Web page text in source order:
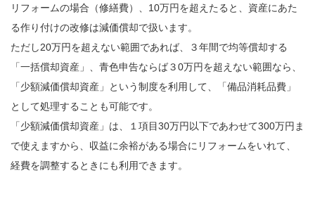
リフォームの場合（修繕費）、10万円を超えたると、資産にあた
る作り付けの改修は減価償却で扱います。
ただし20万円を超えない範囲であれば、３年間で均等償却する
「一括償却資産」、青色申告ならば３0万円を超えない範囲なら、
「少額減価償却資産」という制度を利用して、「備品消耗品費」
として処理することも可能です。
「少額減価償却資産」は、１項目30万円以下であわせて300万円ま
で使えますから、収益に余裕がある場合にリフォームをいれて、
経費を調整するときにも利用できます。